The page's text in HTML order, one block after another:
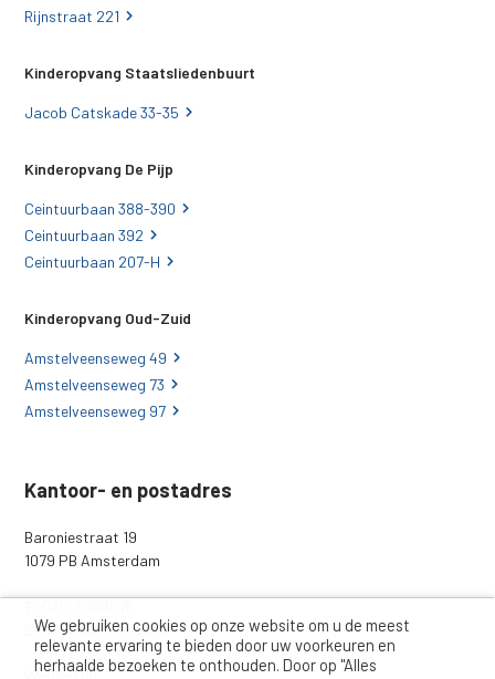
Rijnstraat 221
Kinderopvang Staatsliedenbuurt
Jacob Catskade 33-35
Kinderopvang De Pijp
Ceintuurbaan 388-390
Ceintuurbaan 392
Ceintuurbaan 207-H
Kinderopvang Oud-Zuid
Amstelveenseweg 49
Amstelveenseweg 73
Amstelveenseweg 97
Kantoor- en postadres
Baroniestraat 19
1079 PB Amsterdam
E:info@kleinenco.nl
We gebruiken cookies op onze website om u de meest
relevante ervaring te bieden door uw voorkeuren en
herhaalde bezoeken te onthouden. Door op "Alles